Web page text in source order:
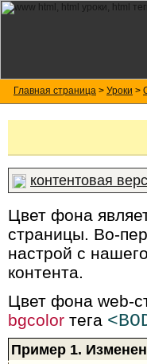
Главная страница > Уроки >
контентовая
Цвет фона
страницы. Во-
настрой с
контента.
Цвет фона web-
bgcolor тега
Пример 1.